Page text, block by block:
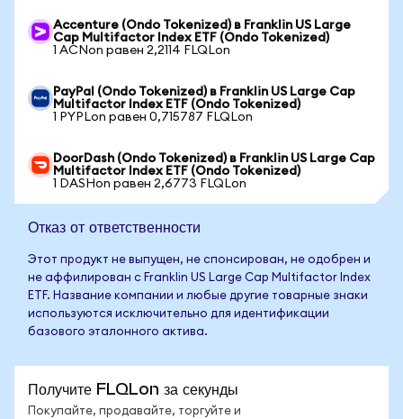
Accenture (Ondo Tokenized) в Franklin US Large
Cap Multifactor Index ETF (Ondo Tokenized)
1 ACNon равен 2,2114 FLQLon
PayPal (Ondo Tokenized) в Franklin US Large Cap
Multifactor Index ETF (Ondo Tokenized)
1 PYPLon равен 0,715787 FLQLon
DoorDash (Ondo Tokenized) в Franklin US Large Cap
Multifactor Index ETF (Ondo Tokenized)
1 DASHon равен 2,6773 FLQLon
Отказ от ответственности
Этот продукт не выпущен, не спонсирован, не одобрен и
не аффилирован с Franklin US Large Cap Multifactor Index
ETF. Название компании и любые другие товарные знаки
используются исключительно для идентификации
базового эталонного актива.
Получите FLQLon за секунды
Покупайте, продавайте, торгуйте и